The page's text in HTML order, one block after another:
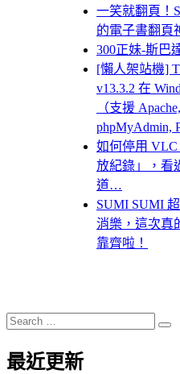
一笑就翻頁！
的電子書翻頁
300正妹-斯巴
[懶人架站機]
v13.3.2 在
（支援
phpMyAdmin,
如何停用
放紀錄」，看
道…
SUMI SUMI
消樂，這次真
靠齊啦！
Search
for:
最近更新